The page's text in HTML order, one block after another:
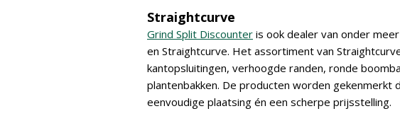
Straightcurve
Grind Split Discounter is ook dealer van onder
en Straightcurve. Het assortiment van
kantopsluitingen, verhoogde randen, ronde
plantenbakken. De producten worden gekenmerkt
eenvoudige plaatsing én een scherpe prijsstelling.